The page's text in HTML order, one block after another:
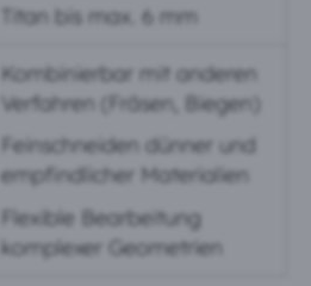
Titan bis max. 6 mm
Kombinierbar mit anderen
Verfahren (Fräsen, Biegen)
Feinschneiden dünner und
empfindlicher Materialien
Flexible Bearbeitung
komplexer Geometrien